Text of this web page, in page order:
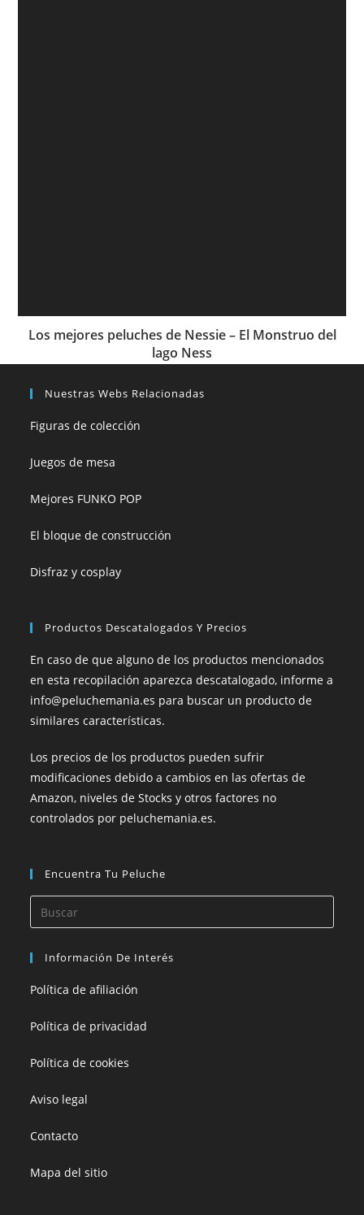
Los mejores peluches de Nessie – El Monstruo del
lago Ness
Nuestras Webs Relacionadas
Figuras de colección
Juegos de mesa
Mejores FUNKO POP
El bloque de construcción
Disfraz y cosplay
Productos Descatalogados Y Precios
En caso de que alguno de los productos mencionados
en esta recopilación aparezca descatalogado, informe a
info@peluchemania.es para buscar un producto de
similares características.
Los precios de los productos pueden sufrir
modificaciones debido a cambios en las ofertas de
Amazon, niveles de Stocks y otros factores no
controlados por peluchemania.es.
Encuentra Tu Peluche
Información De Interés
Política de afiliación
Política de privacidad
Política de cookies
Aviso legal
Contacto
Mapa del sitio